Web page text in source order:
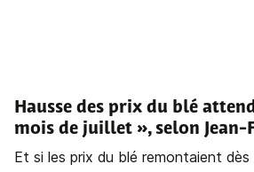
Hausse des prix du blé
mois de juillet », selon Jean-
Et si les prix du blé remontaient